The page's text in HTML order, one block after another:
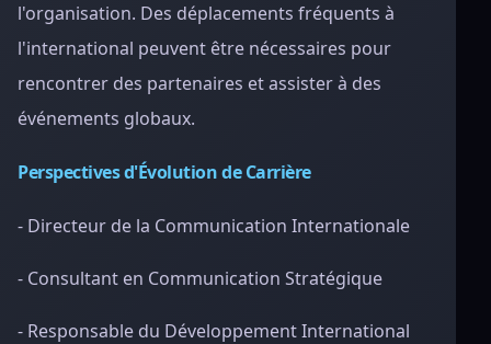
l'organisation. Des déplacements fréquents à
l'international peuvent être nécessaires pour
rencontrer des partenaires et assister à des
événements globaux.
Perspectives d'Évolution de Carrière
- Directeur de la Communication Internationale
- Consultant en Communication Stratégique
- Responsable du Développement International